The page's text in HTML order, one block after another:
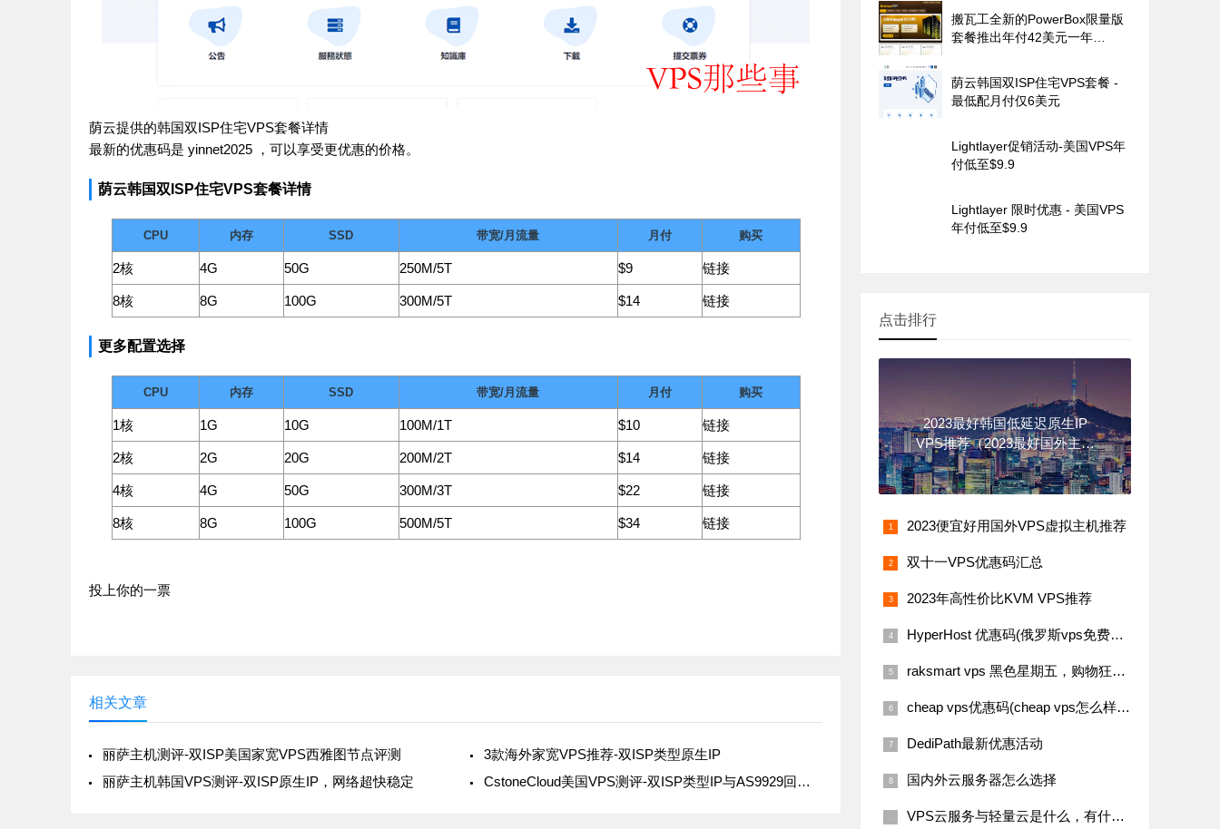
荫云提供的韩国双ISP住宅VPS套餐详情
最新的优惠码是 yinnet2025 ，可以享受更优惠的价格。
荫云韩国双ISP住宅VPS套餐详情
CPU 内存 SSD 带宽/月流量 月付 购买
2核 4G 50G 250M/5T $9 链接
8核 8G 100G 300M/5T $14 链接
更多配置选择
CPU 内存 SSD 带宽/月流量 月付 购买
1核 1G 10G 100M/1T $10 链接
2核 2G 20G 200M/2T $14 链接
4核 4G 50G 300M/3T $22 链接
8核 8G 100G 500M/5T $34 链接
投上你的一票
相关文章
丽萨主机测评-双ISP美国家宽VPS西雅图节点评测
3款海外家宽VPS推荐-双ISP类型原生IP
丽萨主机韩国VPS测评-双ISP原生IP，网络超快稳定
CstoneCloud美国VPS测评-双ISP类型IP与AS9929回程线路的完美结合
搬瓦工全新的PowerBox限量版
套餐推出年付42美元一年
荫云韩国双ISP住宅VPS套餐 -
最低配月付仅6美元
Lightlayer促销活动-美国VPS年
付低至$9.9
Lightlayer 限时优惠 - 美国VPS
年付低至$9.9
点击排行
2023最好韩国低延迟原生IP
VPS推荐（2023最好国外主机
推荐）
2023便宜好用国外VPS虚拟主机推荐
双十一VPS优惠码汇总
2023年高性价比KVM VPS推荐
HyperHost 优惠码(俄罗斯vps免费试用)
raksmart vps 黑色星期五，购物狂欢节（raksmart 优惠码）
cheap vps优惠码(cheap vps怎么样)：美国VPS云服务器-1Gbps带宽无限流量-3折优惠
DediPath最新优惠活动
国内外云服务器怎么选择
VPS云服务与轻量云是什么，有什么区别